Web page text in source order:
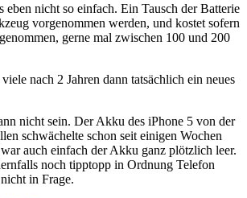
eben nicht so einfach. Ein Tausch der Batterie
vorgenommen werden, und kostet sofern
gerne mal zwischen 100 und 200
nach 2 Jahren dann tatsächlich ein neues
nicht sein. Der Akku des iPhone 5 von der
schwächelte schon seit einigen Wochen
auch einfach der Akku ganz plötzlich leer.
noch tipptopp in Ordnung Telefon
in Frage.